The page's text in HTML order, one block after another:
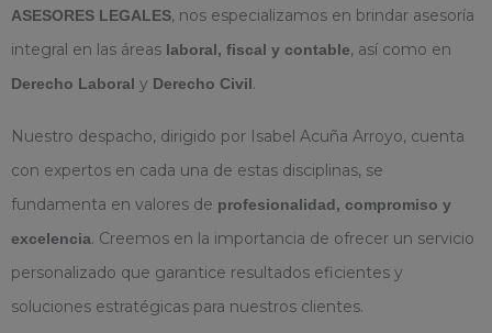
ASESORES LEGALES, nos especializamos en brindar asesoría
integral en las áreas laboral, fiscal y contable, así como en
Derecho Laboral y Derecho Civil.
Nuestro despacho, dirigido por Isabel Acuña Arroyo, cuenta
con expertos en cada una de estas disciplinas, se
fundamenta en valores de profesionalidad, compromiso y
excelencia. Creemos en la importancia de ofrecer un servicio
personalizado que garantice resultados eficientes y
soluciones estratégicas para nuestros clientes.